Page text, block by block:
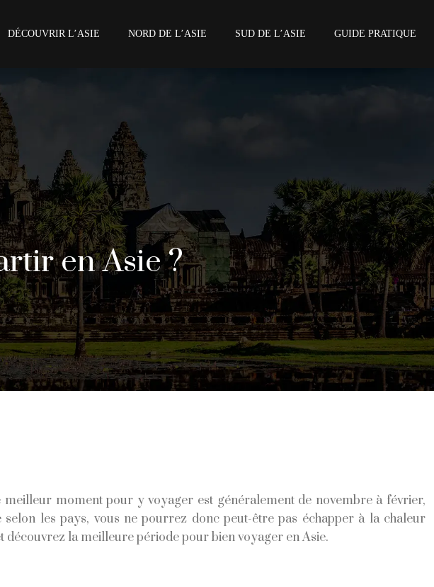
DÉCOUVRIR L’ASIE NORD DE L’ASIE SUD DE L’ASIE GUIDE PRATIQUE
en Asie ?
meilleur moment pour y voyager est généralement de novembre à février,
les pays, vous ne pourrez donc peut-être pas échapper à la chaleur
découvrez la meilleure période pour bien voyager en Asie.